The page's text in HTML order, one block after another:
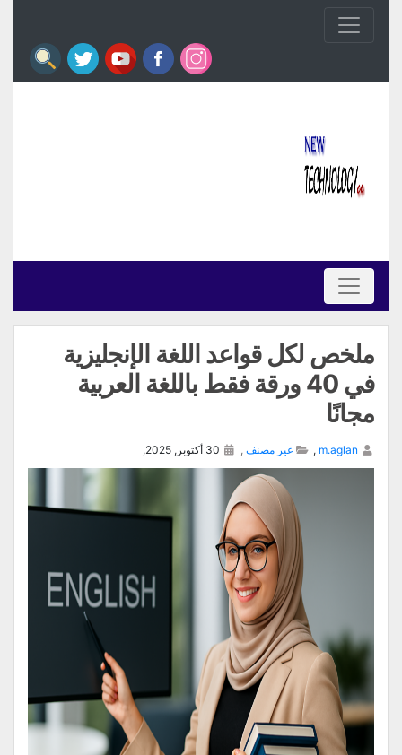
ملخص لكل قواعد اللغة الإنجليزية
في 40 ورقة فقط باللغة العربية
مجانًا
m.aglan
, غير مصنف ,